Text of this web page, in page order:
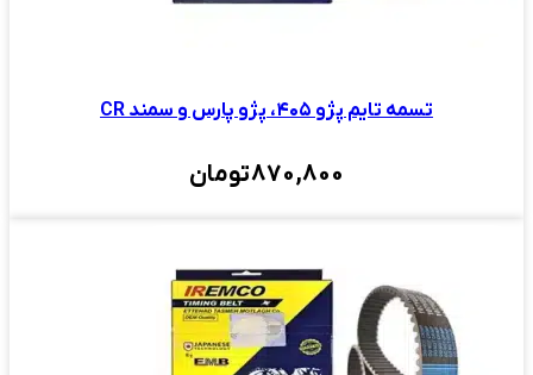
تسمه تایم پژو ۴۰۵، پژو پارس و سمند CR
870,800تومان